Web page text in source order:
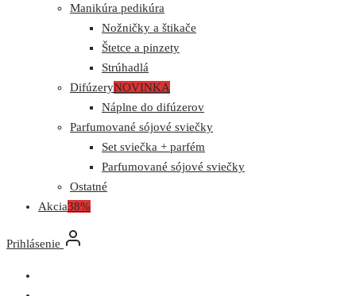
Manikúra pedikúra
Nožničky a štikače
Štetce a pinzety
Strúhadlá
DifúzeryNOVINKA
Náplne do difúzerov
Parfumované sójové sviečky
Set sviečka + parfém
Parfumované sójové sviečky
Ostatné
Akcia38%
Prihlásenie